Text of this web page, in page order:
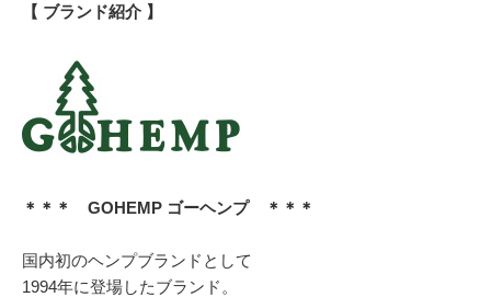
【 ブランド紹介 】
＊＊＊ GOHEMP ゴーヘンプ ＊＊＊
国内初のヘンプブランドとして
1994年に登場したブランド。